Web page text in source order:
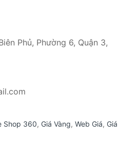
Phủ, Phường 6, Quận 3,
Shop 360, Giá Vàng, Web Giá, Giá